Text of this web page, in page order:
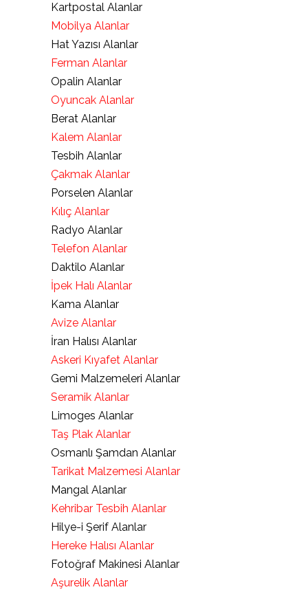
Kartpostal Alanlar
Mobilya Alanlar
Hat Yazısı Alanlar
Ferman Alanlar
Opalin Alanlar
Oyuncak Alanlar
Berat Alanlar
Kalem Alanlar
Tesbih Alanlar
Çakmak Alanlar
Porselen Alanlar
Kılıç Alanlar
Radyo Alanlar
Telefon Alanlar
Daktilo Alanlar
İpek Halı Alanlar
Kama Alanlar
Avize Alanlar
İran Halısı Alanlar
Askeri Kıyafet Alanlar
Gemi Malzemeleri Alanlar
Seramik Alanlar
Limoges Alanlar
Taş Plak Alanlar
Osmanlı Şamdan Alanlar
Tarikat Malzemesi Alanlar
Mangal Alanlar
Kehribar Tesbih Alanlar
Hilye-i Şerif Alanlar
Hereke Halısı Alanlar
Fotoğraf Makinesi Alanlar
Aşurelik Alanlar